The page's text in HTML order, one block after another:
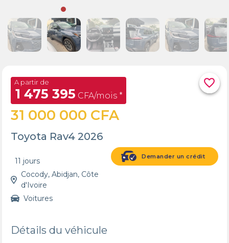
favorite_border
A partir de
1 475 395 CFA/mois *
31 000 000 CFA
Toyota Rav4 2026
Demander un crédit
11 jours
Cocody, Abidjan, Côte
d'Ivoire
Voitures
Détails du véhicule